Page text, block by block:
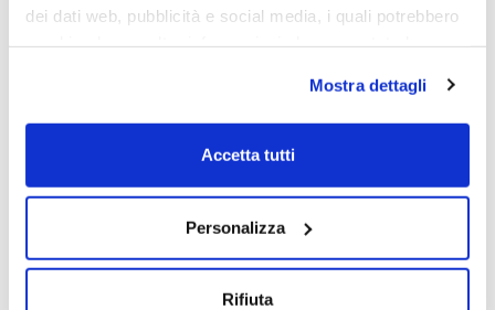
dei dati web, pubblicità e social media, i quali potrebbero
Chiudendo il banner con la X oppure cliccando su Rifiuta
la navigazione proseguirà in assenza di cookie diversi da
Mostra dettagli
Accetta tutti
Personalizza
Rifiuta
Contatti
Viale Venezia, 100 - 33100 Udine
T. +39 0432 163 8865